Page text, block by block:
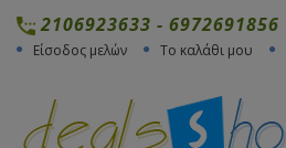
2106923633 - 6972691856
Είσοδος μελών Το καλάθι μου